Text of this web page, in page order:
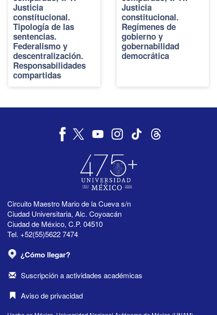
Justicia
constitucional.
Tipología de las
sentencias.
Federalismo y
descentralización.
Responsabilidades
compartidas
Justicia
constitucional.
Regímenes de
gobierno y
gobernabilidad
democrática
Circuito Maestro Mario de la Cueva s/n
Ciudad Universitaria, Alc. Coyoacán
Ciudad de México, C.P. 04510
Tel. +52(55)5622 7474
¿Cómo llegar?
Suscripción a actividades académicas
Aviso de privacidad